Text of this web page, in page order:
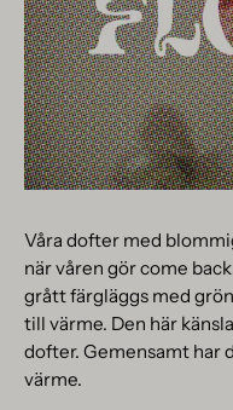
Våra dofter med
när våren gör come
grått färgläggs med
till värme. Den här
dofter. Gemensamt har
värme.